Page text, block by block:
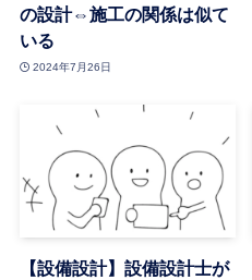
の設計⇔施工の関係は似て
いる
2024年7月26日
【設備設計】設備設計士が